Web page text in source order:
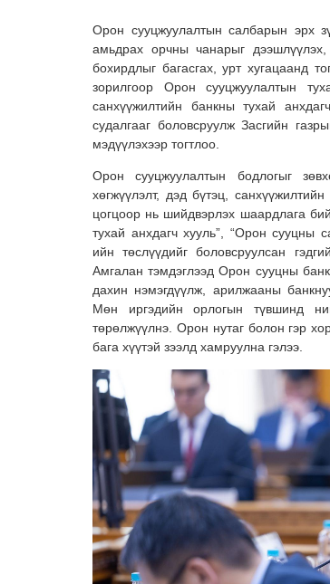
Орон сууцжуулалтын салбарын эрх
амьдрах орчны чанарыг
бохирдлыг багасгах, урт хугацаанд
зорилгоор Орон сууцжуулалтын
санхүүжилтийн банкны тухай
судалгааг боловсруулж Засгийн
мэдүүлэхээр тогтлоо.
Орон сууцжуулалтын бодлогыг
хөгжүүлэлт, дэд бүтэц,
цогцоор нь шийдвэрлэх шаардлага
тухай анхдагч хууль”, “Орон сууцны
ийн төслүүдийг боловсруулсан
Амгалан тэмдэглээд Орон сууцны
дахин нэмэгдүүлж, арилжааны
Мөн иргэдийн орлогын түвшинд
төрөлжүүлнэ. Орон нутаг болон гэр
бага хүүтэй зээлд хамруулна гэлээ.